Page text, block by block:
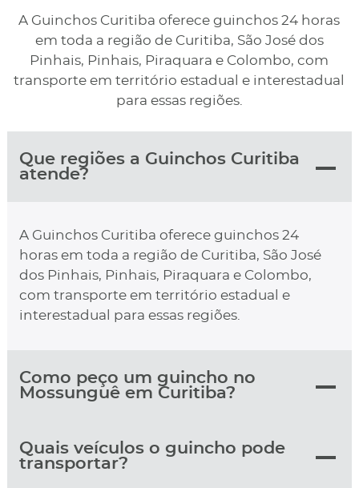
A Guinchos Curitiba oferece guinchos 24 horas
em toda a região de Curitiba, São José dos
Pinhais, Pinhais, Piraquara e Colombo, com
transporte em território estadual e interestadual
para essas regiões.
Que regiões a Guinchos Curitiba
atende?
A Guinchos Curitiba oferece guinchos 24
horas em toda a região de Curitiba, São José
dos Pinhais, Pinhais, Piraquara e Colombo,
com transporte em território estadual e
interestadual para essas regiões.
Como peço um guincho no
Mossunguê em Curitiba?
Quais veículos o guincho pode
transportar?